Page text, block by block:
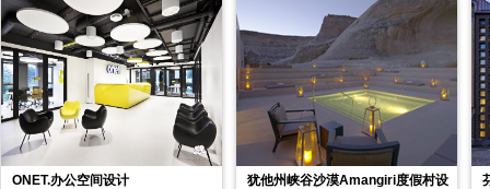
ONET.办公空间设计
犹他州峡谷沙漠Amangiri度假村设